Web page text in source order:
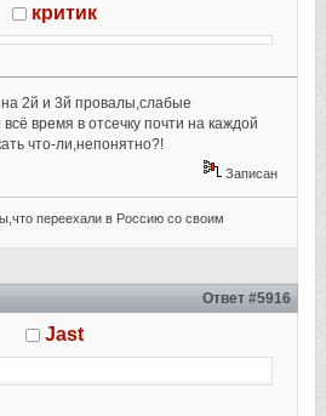
критик
2й и 3й провалы,слабые
время в отсечку почти на каждой
что-ли,непонятно?!
Записан
переехали в Россию со своим
Ответ #5916
Jast